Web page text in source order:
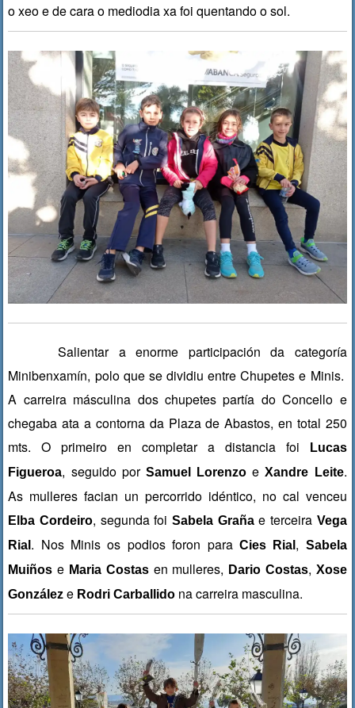
o xeo e de cara o mediodia xa foi quentando o sol.
Salientar a enorme participación da categoría
Minibenxamín, polo que se dividiu entre Chupetes e Minis.
A carreira másculina dos chupetes partía do Concello e
chegaba ata a contorna da Plaza de Abastos, en total 250
mts. O primeiro en completar a distancia foi
Lucas
Figueroa, seguido por Samuel Lorenzo eXandre Leite.
As mulleres facian un percorrido idéntico, no cal venceu
Elba Cordeiro, segunda foiSabela Grañae terceira Vega
Rial . Nos Minis os podios foron para Cies Rial , Sabela
Muiños e Maria Costasen mulleres, Dario Costas, Xose
González e Rodri Carballido na carreira masculina.